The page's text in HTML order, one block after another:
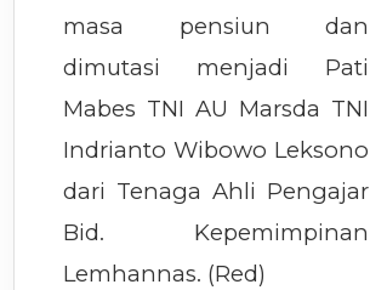
masa pensiun dan
dimutasi menjadi Pati
Mabes TNI AU Marsda TNI
Indrianto Wibowo Leksono
dari Tenaga Ahli Pengajar
Bid. Kepemimpinan
Lemhannas. (Red)